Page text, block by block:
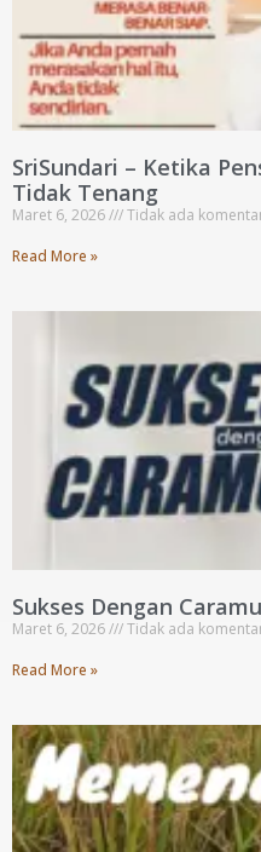
SriSundari – Ketika
Tidak Tenang
Maret 6, 2026
Tidak ada
Read More »
Sukses Dengan Caramu
Maret 6, 2026
Tidak ada
Read More »